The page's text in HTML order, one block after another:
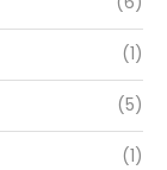
(1)
(5)
(1)